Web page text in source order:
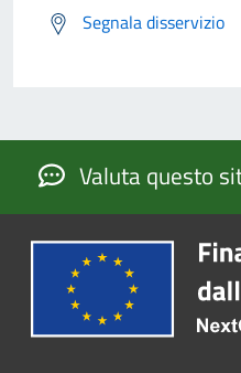
Segnala disservizio
Valuta questo